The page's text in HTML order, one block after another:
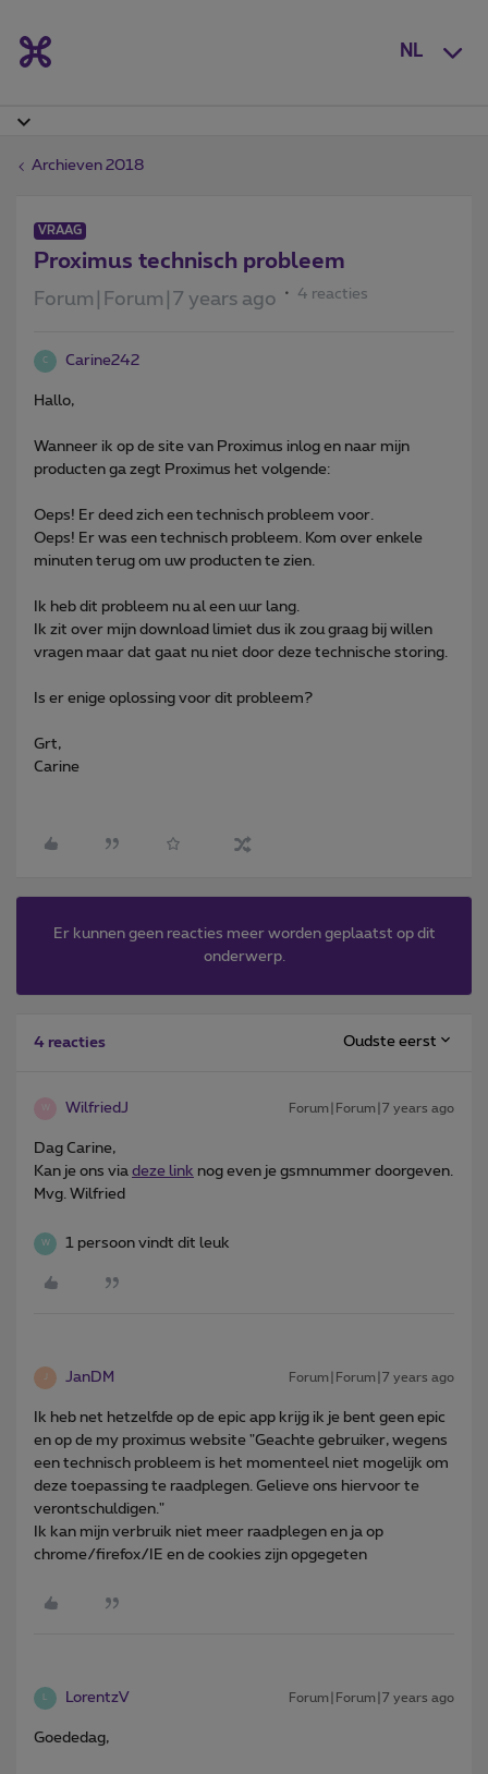
NL
Archieven 2018
VRAAG
Proximus technisch probleem
Forum|Forum|7 years ago 4 reacties
C Carine242
Hallo,
Wanneer ik op de site van Proximus inlog en naar mijn
producten ga zegt Proximus het volgende:
Oeps! Er deed zich een technisch probleem voor.
Oeps! Er was een technisch probleem. Kom over enkele
minuten terug om uw producten te zien.
Ik heb dit probleem nu al een uur lang.
Ik zit over mijn download limiet dus ik zou graag bij willen
vragen maar dat gaat nu niet door deze technische storing.
Is er enige oplossing voor dit probleem?
Grt,
Carine
Er kunnen geen reacties meer worden geplaatst op dit
onderwerp.
4 reacties Oudste eerst
WilfriedJ Forum|Forum|7 years ago
Dag Carine,
Kan je ons via deze link nog even je gsmnummer doorgeven.
Mvg. Wilfried
W 1 persoon vindt dit leuk
J JanDM Forum|Forum|7 years ago
Ik heb net hetzelfde op de epic app krijg ik je bent geen epic
en op de my proximus website "Geachte gebruiker, wegens
een technisch probleem is het momenteel niet mogelijk om
deze toepassing te raadplegen. Gelieve ons hiervoor te
verontschuldigen."
Ik kan mijn verbruik niet meer raadplegen en ja op
chrome/firefox/IE en de cookies zijn opgegeten
L LorentzV Forum|Forum|7 years ago
Goededag,